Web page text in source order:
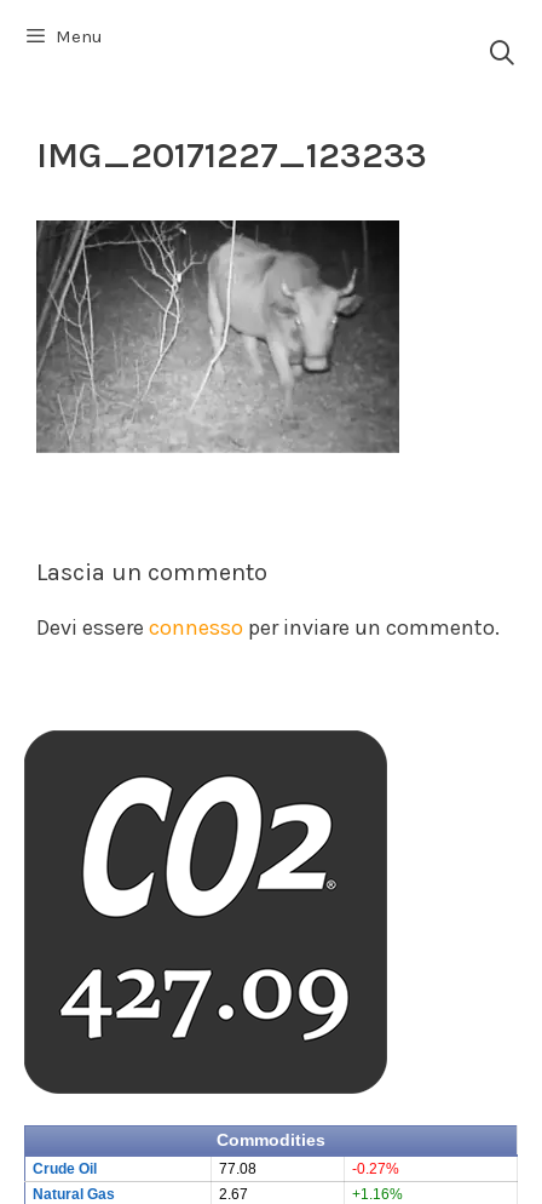
Menu
IMG_20171227_123233
Lascia un commento
Devi essere connesso per inviare un commento.
Commodities
Crude Oil 77.08
-0.27%
Natural Gas
2.67
+1.16%